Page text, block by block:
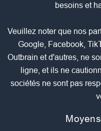
besoins et
Veuillez noter que nos
Google, Facebook,
Outbrain et d'autres, ne
ligne, et ils ne
sociétés ne sont pas